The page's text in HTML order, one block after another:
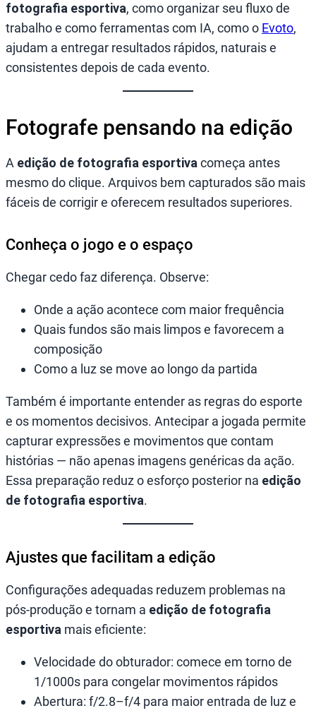
fotografia esportiva, como organizar seu fluxo de
trabalho e como ferramentas com IA, como o Evoto,
ajudam a entregar resultados rápidos, naturais e
consistentes depois de cada evento.
Fotografe pensando na edição
A edição de fotografia esportiva começa antes
mesmo do clique. Arquivos bem capturados são mais
fáceis de corrigir e oferecem resultados superiores.
Conheça o jogo e o espaço
Chegar cedo faz diferença. Observe:
Onde a ação acontece com maior frequência
Quais fundos são mais limpos e favorecem a
composição
Como a luz se move ao longo da partida
Também é importante entender as regras do esporte
e os momentos decisivos. Antecipar a jogada permite
capturar expressões e movimentos que contam
histórias — não apenas imagens genéricas da ação.
Essa preparação reduz o esforço posterior na edição
de fotografia esportiva.
Ajustes que facilitam a edição
Configurações adequadas reduzem problemas na
pós-produção e tornam a edição de fotografia
esportiva mais eficiente:
Velocidade do obturador: comece em torno de
1/1000s para congelar movimentos rápidos
Abertura: f/2.8–f/4 para maior entrada de luz e